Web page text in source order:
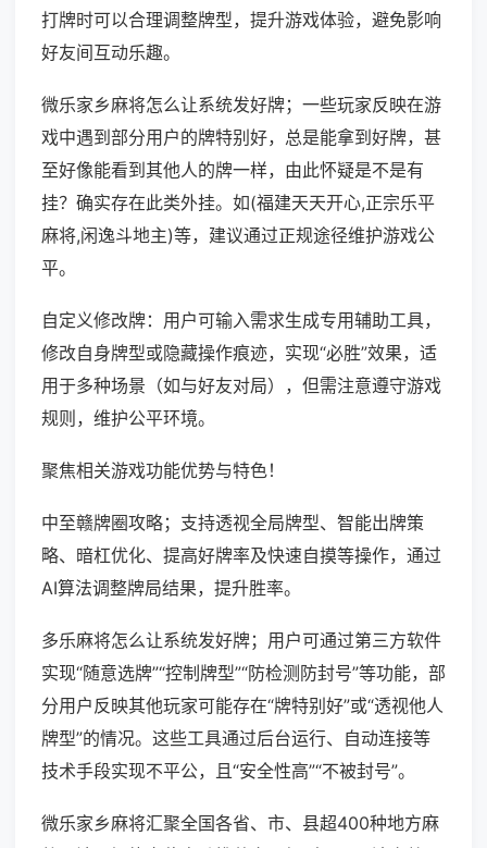
打牌时可以合理调整牌型，提升游戏体验，避免影响
好友间互动乐趣。
微乐家乡麻将怎么让系统发好牌；一些玩家反映在游
戏中遇到部分用户的牌特别好，总是能拿到好牌，甚
至好像能看到其他人的牌一样，由此怀疑是不是有
挂？确实存在此类外挂。如(福建天天开心,正宗乐平
麻将,闲逸斗地主)等，建议通过正规途径维护游戏公
平。
自定义修改牌：用户可输入需求生成专用辅助工具，
修改自身牌型或隐藏操作痕迹，实现“必胜”效果，适
用于多种场景（如与好友对局），但需注意遵守游戏
规则，维护公平环境。
聚焦相关游戏功能优势与特色！
中至赣牌圈攻略；支持透视全局牌型、智能出牌策
略、暗杠优化、提高好牌率及快速自摸等操作，通过
AI算法调整牌局结果，提升胜率。
多乐麻将怎么让系统发好牌；用户可通过第三方软件
实现“随意选牌”“控制牌型”“防检测防封号”等功能，部
分用户反映其他玩家可能存在“牌特别好”或“透视他人
牌型”的情况。这些工具通过后台运行、自动连接等
技术手段实现不平公，且“安全性高”“不被封号”。
微乐家乡麻将汇聚全国各省、市、县超400种地方麻